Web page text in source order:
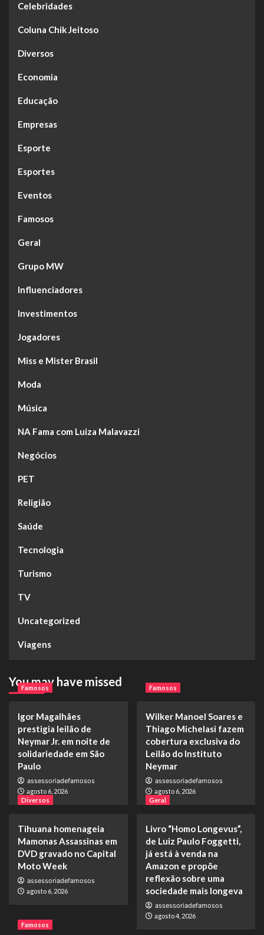
Celebridades
Coluna Chik Jeitoso
Diversos
Economia
Educação
Empresas
Esporte
Esportes
Eventos
Famosos
Geral
Grupo MW
Influenciadores
Investimentos
Jogadores
Miss e Mister Brasil
Moda
Música
NA Fama com Luiza Malavazzi
Negócios
PET
Religião
Saúde
Tecnologia
Turismo
TV
Uncategorized
Viagens
You may have missed
Famosos
Igor Magalhães
prestigia leilão de
Neymar Jr. em noite de
solidariedade em São
Paulo
assessoriadefamosos
agosto 6, 2026
Famosos
Wilker Manoel Soares e
Thiago Michelasi fazem
cobertura exclusiva do
Leilão do Instituto
Neymar
assessoriadefamosos
agosto 6, 2026
Diversos
Tihuana homenageia
Mamonas Assassinas em
DVD gravado no Capital
Moto Week
assessoriadefamosos
agosto 6, 2026
Geral
Livro “Homo Longevus”,
de Luiz Paulo Foggetti,
já está à venda na
Amazon e propõe
reflexão sobre uma
sociedade mais longeva
assessoriadefamosos
agosto 4, 2026
Famosos